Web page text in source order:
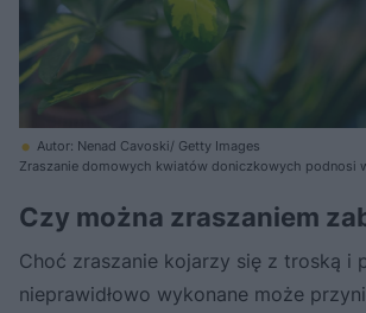
Autor: Nenad Cavoski/ Getty Images
Zraszanie domowych kwiatów doniczkowych podnosi
Czy można zraszaniem
Choć zraszanie kojarzy się z troską i
nieprawidłowo wykonane może